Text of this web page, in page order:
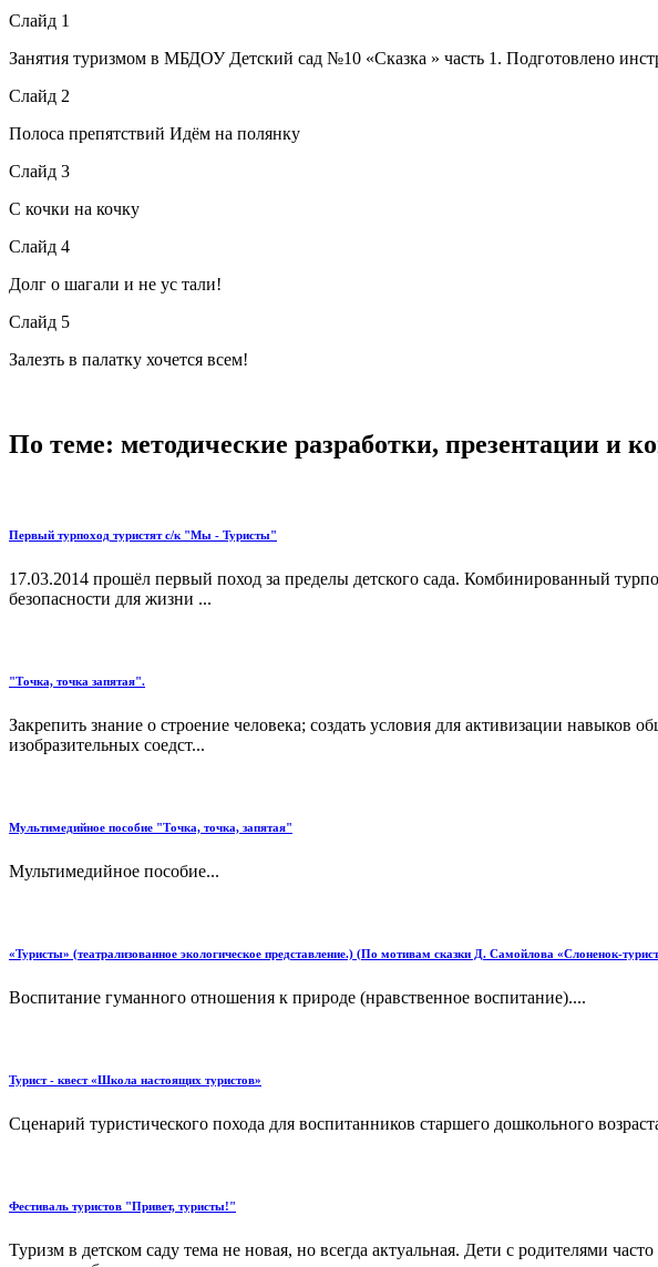
Слайд 1
Занятия туризмом в МБДОУ Детский сад №10 «Сказка » часть 1. Подготовлено
Слайд 2
Полоса препятствий Идём на полянку
Слайд 3
С кочки на кочку
Слайд 4
Долг о шагали и не ус тали!
Слайд 5
Залезть в палатку хочется всем!
По теме: методические разработки, презентации и
Первый турпоход туристят с/к "Мы - Туристы"
17.03.2014 прошёл первый поход за пределы детского сада. Комбинированный
безопасности для жизни ...
"Точка, точка запятая".
Закрепить знание о строение человека; создать условия для активизации
изобразительных соедст...
Мультимедийное пособие "Точка, точка, запятая"
Мультимедийное пособие...
«Туристы» (театрализованное экологическое представление.) (По мотивам сказки Д. Самойлова «Слоненок-
Воспитание гуманного отношения к природе (нравственное воспитание)....
Турист - квест «Школа настоящих туристов»
Сценарий туристического похода для воспитанников старшего дошкольного
Фестиваль туристов "Привет, туристы!"
Туризм в детском саду тема не новая, но всегда актуальная. Дети с родителями